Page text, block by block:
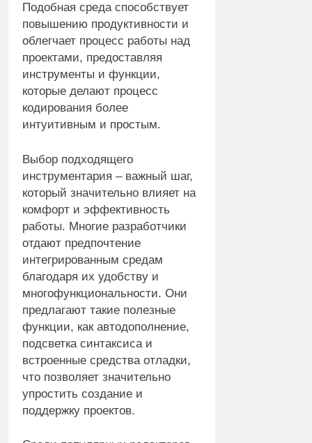
Подобная среда способствует
повышению продуктивности и
облегчает процесс работы над
проектами, предоставляя
инструменты и функции,
которые делают процесс
кодирования более
интуитивным и простым.
Выбор подходящего
инструментария – важный шаг,
который значительно влияет на
комфорт и эффективность
работы. Многие разработчики
отдают предпочтение
интегрированным средам
благодаря их удобству и
многофункциональности. Они
предлагают такие полезные
функции, как автодополнение,
подсветка синтаксиса и
встроенные средства отладки,
что позволяет значительно
упростить создание и
поддержку проектов.